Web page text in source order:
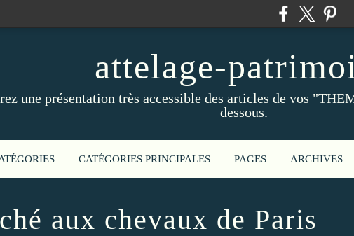
attelage-
une présentation très accessible des articles de vos
dessous.
CATÉGORIES PRINCIPALES PAGES ARCHIVES
aux chevaux de Paris